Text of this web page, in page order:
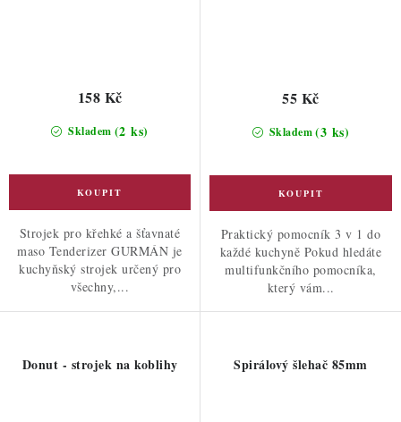
Skladem (2 ks)
158 Kč
Strojek pro křehké a šťavnaté
maso Tenderizer GURMÁN je
kuchyňský strojek určený pro
všechny,...
Skladem(3 ks)
55 Kč
Praktický pomocník 3 v 1 do
každé kuchyně Pokud hledáte
multifunkčního pomocníka,
který vám...
Donut - strojek na koblihy Spirálový šlehač 85mm